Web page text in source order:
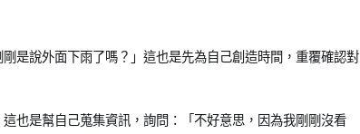
是說外面下雨了嗎？」這也是先為自己創造時間，重覆確認對
也是幫自己蒐集資訊，詢問：「不好意思，因為我剛剛沒看